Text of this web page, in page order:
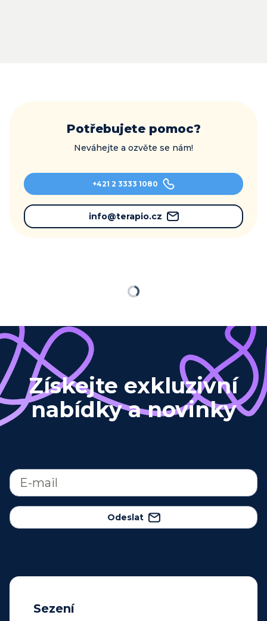
Potřebujete pomoc?
Neváhejte a ozvěte se nám!
+421 2 3333 1080
info@terapio.cz
Načítám…
Získejte exkluzivní
nabídky a novinky
Odeslat
Sezení